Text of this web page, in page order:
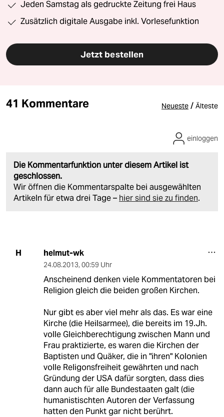
Jeden Samstag als gedruckte Zeitung frei Haus
Zusätzlich digitale Ausgabe inkl. Vorlesefunktion
Jetzt bestellen
41 Kommentare Neueste / Älteste
Die Kommentarfunktion unter diesem Artikel ist
geschlossen.
Wir öffnen die Kommentarspalte bei ausgewählten
Artikeln für etwa drei Tage – hier sind sie zu finden.
einloggen
H helmut-wk
24.08.2013, 00:59 Uhr
Anscheinend denken viele Kommentatoren bei
Religion gleich die beiden großen Kirchen.
Nur gibt es aber viel mehr als das. Es war eine
Kirche (die Heilsarmee), die bereits im 19.Jh.
volle Gleichberechtigung zwischen Mann und
Frau praktizierte, es waren die Kirchen der
Baptisten und Quäker, die in "ihren" Kolonien
volle Religonsfreiheit gewährten und nach
Gründung der USA dafür sorgten, dass dies
dann auch für alle Bundestaaten galt (die
humanistischten Autoren der Verfassung
hatten den Punkt gar nicht berührt.